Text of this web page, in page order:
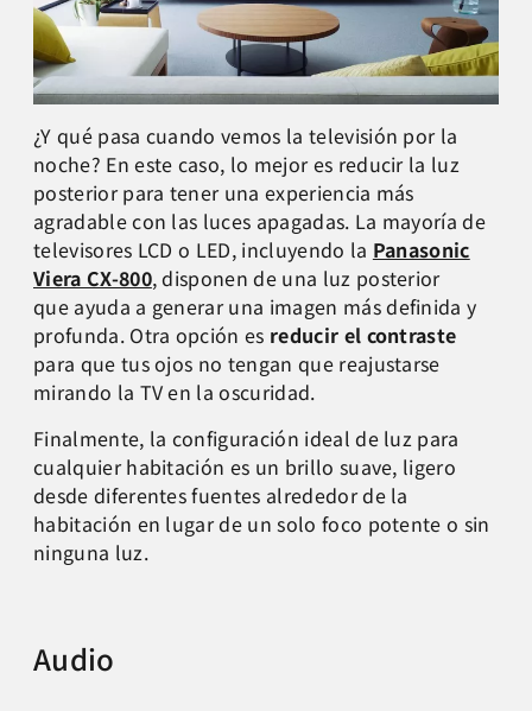
¿Y qué pasa cuando vemos la televisión por la
noche? En este caso, lo mejor es reducir la luz
posterior para tener una experiencia más
agradable con las luces apagadas. La mayoría de
televisores LCD o LED, incluyendo la Panasonic
Viera CX-800, disponen de una luz posterior
que ayuda a generar una imagen más definida y
profunda. Otra opción es reducir el contraste
para que tus ojos no tengan que reajustarse
mirando la TV en la oscuridad.
Finalmente, la configuración ideal de luz para
cualquier habitación es un brillo suave, ligero
desde diferentes fuentes alrededor de la
habitación en lugar de un solo foco potente o sin
ninguna luz.
Audio